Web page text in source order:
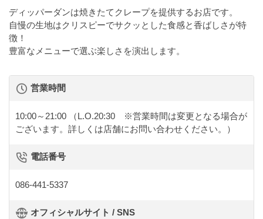
ディッパーダンは焼きたてクレープを提供するお店です。
自慢の生地はクリスピーでサクッとした食感と香ばしさが特
徴！
豊富なメニューで選ぶ楽しさを演出します。
営業時間
10:00～21:00
（L.O.20:30 ※営業時間は変更となる場合が
ございます。詳しくは店舗にお問い合わせください。）
電話番号
086-441-5337
オフィシャルサイト / SNS